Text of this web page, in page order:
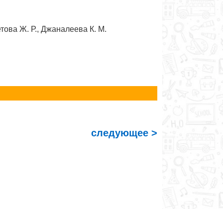
Ж. Р., Джаналеева К. М.
следующее >